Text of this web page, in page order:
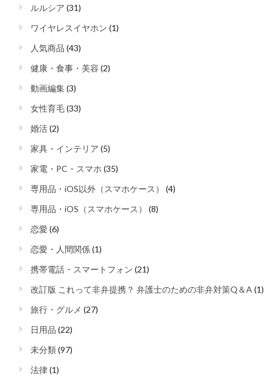
ルルシア (31)
ワイヤレスイヤホン (1)
人気商品 (43)
健康・食事・美容 (2)
動画編集(3)
女性育毛(33)
婚活(2)
家具・インテリア (5)
家電・PC・スマホ (35)
専用品・iOS以外（スマホケース）
(4)
専用品・iOS（スマホケース）
(8)
恋愛 (6)
恋愛・人間関係(1)
携帯電話・スマートフォン (21)
改訂版 これって非弁提携？ 弁護士のための非弁対策Q＆A(1)
旅行・グルメ (27)
日用品 (22)
未分類(97)
法律(1)